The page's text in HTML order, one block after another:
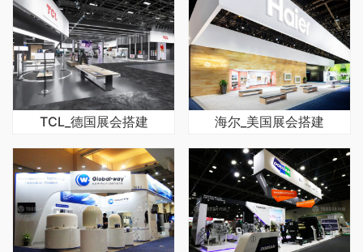
TCL_德国展会搭建 海尔_美国展会搭建